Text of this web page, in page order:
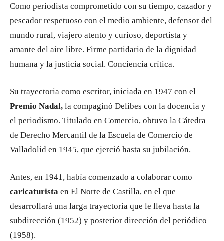
Como periodista comprome­tido con su tiempo, cazador y
pescador respetuoso con el medio ambiente, defensor del
mundo rural, viajero atento y curioso, deportista y
amante del aire libre. Firme partidario de la dignidad
humana y la justicia social. Conciencia crítica.
Su trayectoria como escritor, iniciada en 1947 con el
Premio Nadal, la compaginó Delibes con la docencia y
el periodismo. Titulado en Comercio, obtuvo la Cátedra
de Derecho Mercantil de la Escuela de Comercio de
Valladolid en 1945, que ejerció hasta su jubilación.
Antes, en 1941, había comenzado a colaborar como
caricaturista en El Norte de Castilla, en el que
desarrollará una larga trayectoria que le lleva hasta la
subdirección (1952) y posterior dirección del periódico
(1958).